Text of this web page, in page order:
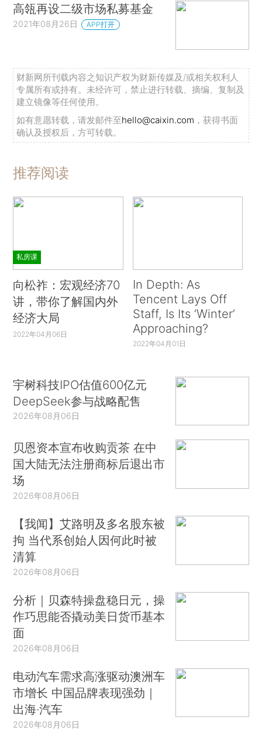
高瓴再设二级市场私募基金
2021年08月26日 APP打开
财新网所刊载内容之知识产权为财新传媒及/或相关权利人
专属所有或持有。未经许可，禁止进行转载、摘编、复制及
建立镜像等任何使用。
如有意愿转载，请发邮件至hello@caixin.com ，获得书面
确认及授权后，方可转载。
推荐阅读
私房课
向松祚：宏观经济70
讲，带你了解国内外
经济大局
2022年04月06日
In Depth: As
Tencent Lays Off
Staff, Is Its ‘Winter’
Approaching?
2022年04月01日
宇树科技IPO估值600亿元
DeepSeek参与战略配售
2026年08月06日
贝恩资本宣布收购贡茶 在中
国大陆无法注册商标后退出市
场
2026年08月06日
【我闻】艾路明及多名股东被
拘 当代系创始人因何此时被
清算
2026年08月06日
分析｜贝森特操盘稳日元，操
作巧思能否撬动美日货币基本
面
2026年08月06日
电动汽车需求高涨驱动澳洲车
市增长 中国品牌表现强劲｜
出海·汽车
2026年08月06日